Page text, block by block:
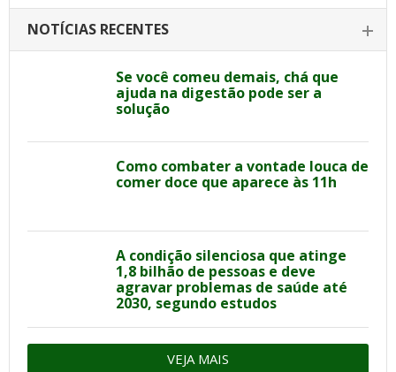
NOTÍCIAS RECENTES
Se você comeu demais, chá que
ajuda na digestão pode ser a
solução
Como combater a vontade louca de
comer doce que aparece às 11h
A condição silenciosa que atinge
1,8 bilhão de pessoas e deve
agravar problemas de saúde até
2030, segundo estudos
VEJA MAIS